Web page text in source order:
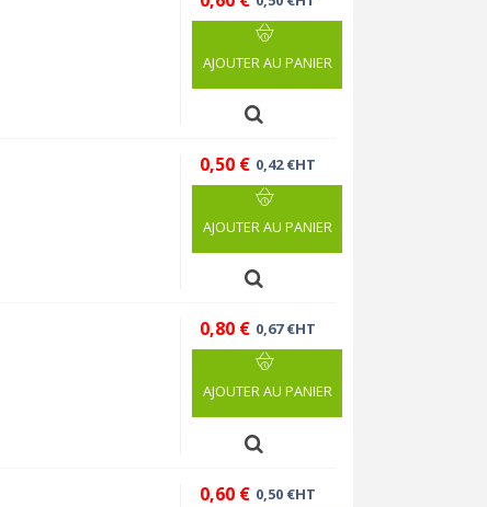
AJOUTER AU PANIER
0,50 € 0,42 €HT
AJOUTER AU PANIER
0,80 € 0,67 €HT
AJOUTER AU PANIER
0,60 € 0,50 €HT